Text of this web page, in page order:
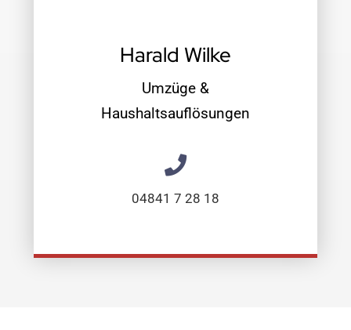
Harald Wilke
Umzüge &
Haushaltsauflösungen
04841 7 28 18